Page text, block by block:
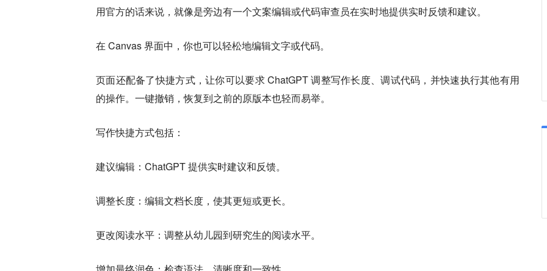
用官方的话来说，就像是旁边有一个文案编辑或代码审查员在实时地提供实时反馈和建议。
在 Canvas 界面中，你也可以轻松地编辑文字或代码。
页面还配备了快捷方式，让你可以要求 ChatGPT 调整写作长度、调试代码，并快速执行其他有用
的操作。一键撤销，恢复到之前的原版本也轻而易举。
写作快捷方式包括：
建议编辑：ChatGPT 提供实时建议和反馈。
调整长度：编辑文档长度，使其更短或更长。
更改阅读水平：调整从幼儿园到研究生的阅读水平。